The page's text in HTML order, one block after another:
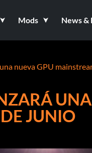
Mods News &
nueva GPU
JUNIO